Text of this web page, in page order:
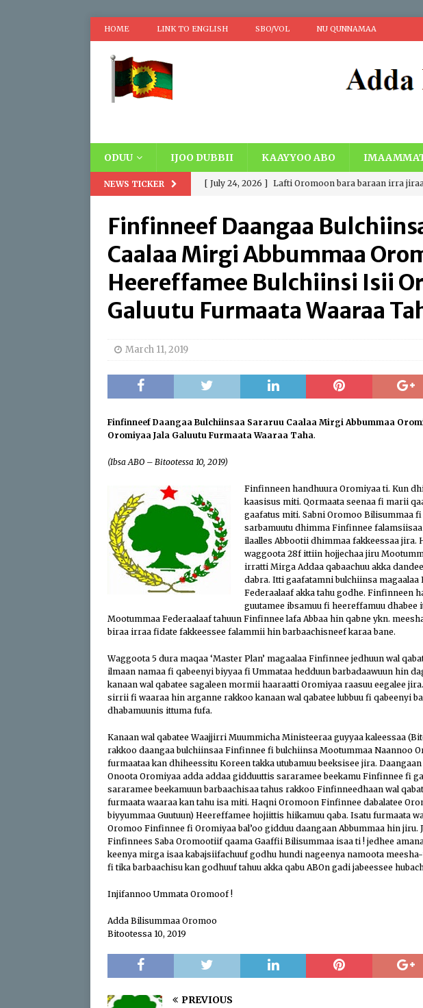
HOME LINK TO ENGLISH SBO/VOL NU QUNNAMAA
ODUU IJOO DUBBII KAAYYOO ABO
NEWS TICKER [ July 24, 2026 ] Lafti Oromoon bara baraan irra
wayyoomaa fi Wayyuu, Dacheen eebbaa, Teessumni
siyaasaa fi hawaasummaa ummata Oromoo bal’aati.
[ April 17, 2026 ] Replacing Economic Extraction and
[ July 24, 2026 ] Du’aan Addunyaa Irraa Godaanuu
Buleessa ABO Haaj Leellisoo Kaawoo Warjii Irratti
Oromoo (ABO) IBSA ABO
Finfinneef Daangaa
Caalaa Mirgi Abbummaa
Heereffamee Bulchiinsi Isii
Galuutu Furmaata Waaraa
March 11, 2019
Finfinneef Daangaa Bulchiinsaa Sararuu Caalaa Mirgi Abbummaa
Oromiyaa Jala Galuutu Furmaata Waaraa Taha.
(Ibsa ABO – Bitootessa 10, 2019)
Finfinneen handhuura Oromiyaa ti. Kun
kaasisus miti. Qormaata seenaa fi marii
gaafatus miti. Sabni Oromoo Bilisummaa
sarbamuutu dhimma Finfinnee
ilaalles Abbootii dhimmaa fakkeessaa jira.
waggoota 28f ittiin hojjechaa jiru
irratti Mirga Addaa qabaachuu akka
dabra. Itti gaafatamni bulchiinsa
Federaalaaf akka tahu godhe. Finfinneen
guutamee ibsamuu fi heereffamuu
Mootummaa Federaalaaf tahuun Finfinnee lafa Abbaa hin qabne ykn.
biraa irraa fidate fakkeessee falammii hin barbaachisneef karaa bane.
Waggoota 5 dura maqaa ‘Master Plan’ magaalaa Finfinnee jedhuun wal
ilmaan namaa fi qabeenyi biyyaa fi Ummataa hedduun barbadaawuun hin
kanaan wal qabatee sagaleen mormii haaraatti Oromiyaa raasuu eegalee
sirrii fi waaraa hin arganne rakkoo kanaan wal qabatee lubbuu fi qabeenyi
dhabamuunis ittuma fufa.
Kanaan wal qabatee Waajjirri Muummicha Ministeeraa guyyaa kaleessaa
rakkoo daangaa bulchiinsaa Finfinnee fi bulchiinsa Mootummaa Naannoo
furmaataa kan dhiheessitu Koreen takka utubamuu beeksisee jira.
Onoota Oromiyaa adda addaa gidduuttis sararamee beekamu Finfinnee fi
sararamee beekamuun barbaachisaa tahus rakkoo Finfinneedhaan wal
furmaata waaraa kan tahu isa miti. Haqni Oromoon Finfinnee dabalatee
biyyummaa Guutuun) Heereffamee hojiittis hiikamuu qaba. Isatu furmaata
Oromoo Finfinnee fi Oromiyaa bal’oo gidduu daangaan Abbummaa hin jiru.
Finfinnees Saba Oromootiif qaama Gaaffii Bilisummaa isaa ti ! jedhee
keenya mirga isaa kabajsiifachuuf godhu hundi nageenya namoota
fi tika barbaachisu kan godhuuf tahuu akka qabu ABOn gadi jabeessee
Injifannoo Ummata Oromoof !
Adda Bilisummaa Oromoo
Bitootessa 10, 2019
PREVIOUS